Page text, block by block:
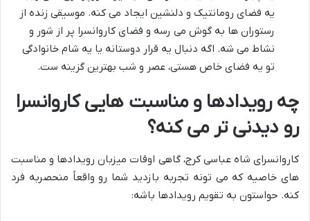
یه فضای رومانتیک و دلنشین ایجاد می کنه. موسیقی زنده از
رستوران ها به گوش می رسه و فضای کاروانسرا پر از شور و
نشاط می شه. اگه دنبال یه قرار دوستانه یا یه شام خانوادگی
تو یه فضای خاص هستی، عصر و شب بهترین گزینه ست.
چه رویدادها و مناسبت هایی کاروانسرا
رو دیدنی تر می کنه؟
کاروانسرای شاه عباسی کرج، گاهی اوقات میزبان رویدادها و مناسبت
های خاصیه که می تونه تجربه بازدید شما رو واقعاً منحصربه فرد
کنه. حواستون به تقویم رویدادها باشه: